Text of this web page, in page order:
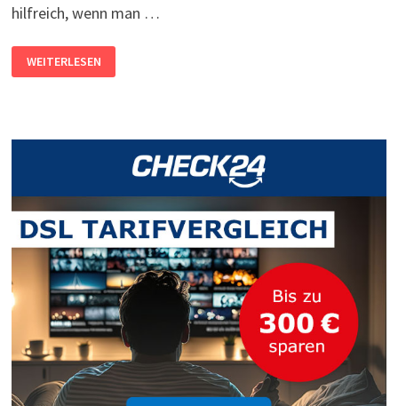
hilfreich, wenn man …
NETZLAUFWERK
VERBINDEN
IN
WEITERLESEN